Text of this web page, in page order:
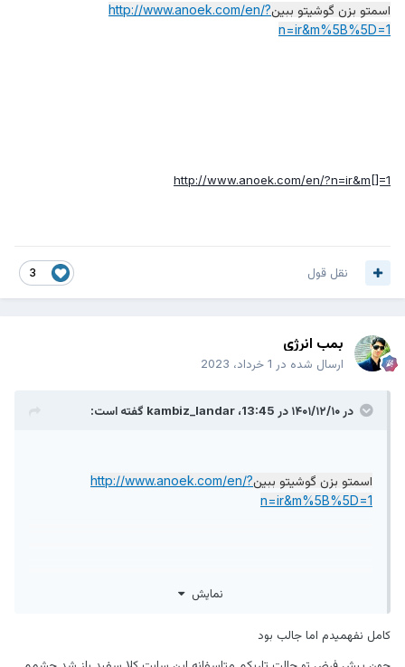
اسمتو بزن گوشیتو ببینhttp://www.anoek.com/en/?
n=ir&m%5B%5D=1
http://www.anoek.com/en/?n=ir&m[]=1
3 نقل قول
بمب انرژی
ارسال شده در
در ۱۴۰۱/۱۲/۱۰ در 13:45، kambiz_landarگفته است:
اسمتو بزن گوشیتو ببینhttp://www.anoek.com/en/?
n=ir&m%5B%5D=1
نمایش
کامل نفهمیدم اما جالب بود